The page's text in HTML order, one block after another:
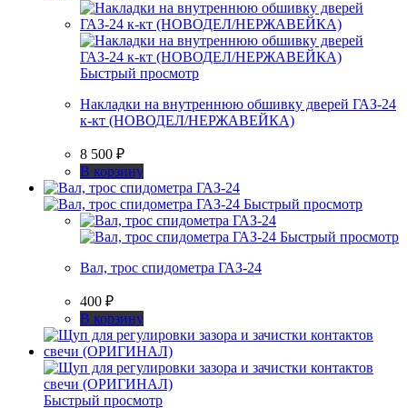
Быстрый просмотр
Накладки на внутреннюю обшивку дверей ГАЗ-24
к-кт (НОВОДЕЛ/НЕРЖАВЕЙКА)
8 500 ₽
В корзину
Быстрый просмотр
Быстрый просмотр
Вал, трос спидометра ГАЗ-24
400 ₽
В корзину
Быстрый просмотр